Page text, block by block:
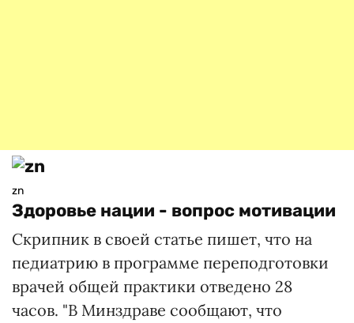
zn
Здоровье нации - вопрос мотивации
Скрипник в своей статье пишет, что на
педиатрию в программе переподготовки
врачей общей практики отведено 28
часов. "В Минздраве сообщают, что